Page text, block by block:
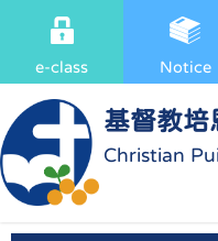
基督教培
Christian
e-class Notice